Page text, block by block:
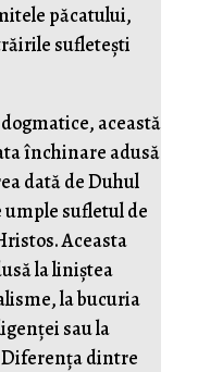
păcatului,
sufletești
această
închinare adusă
dată de Duhul
sufletul de
Aceasta
la liniștea
la bucuria
sau la
dintre